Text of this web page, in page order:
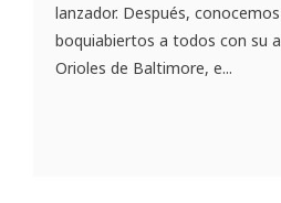
lanzador. Después,
boquiabiertos a todos con su
Orioles de Baltimore, e...